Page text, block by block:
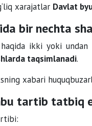
xarajatlar Davlat
bir nechta
ikki yoki
taqsimlanadi.
xabari
tartib tatbiq